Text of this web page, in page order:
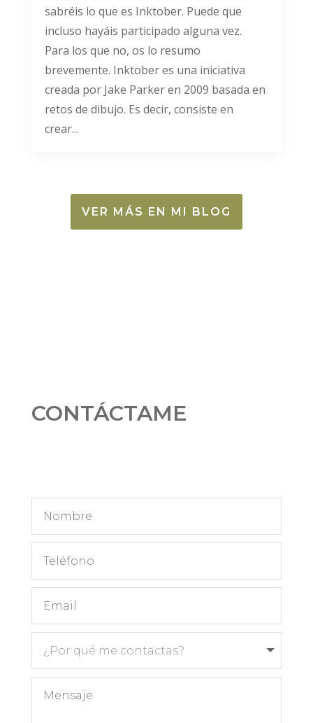
sabréis lo que es Inktober. Puede que
incluso hayáis participado alguna vez.
Para los que no, os lo resumo
brevemente. Inktober es una iniciativa
creada por Jake Parker en 2009 basada en
retos de dibujo. Es decir, consiste en
crear...
VER MÁS EN MI BLOG
CONTÁCTAME